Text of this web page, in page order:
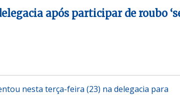
após participar de roubo
nesta terça-feira (23) na delegacia para